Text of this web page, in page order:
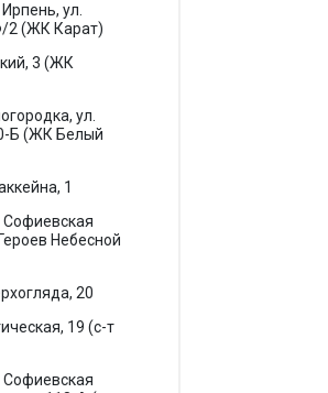
ул.
2 (ЖК Карат)
3 (ЖК
ул.
Б (ЖК Белый
1
Софиевская
Небесной
20
19 (с-т
Софиевская